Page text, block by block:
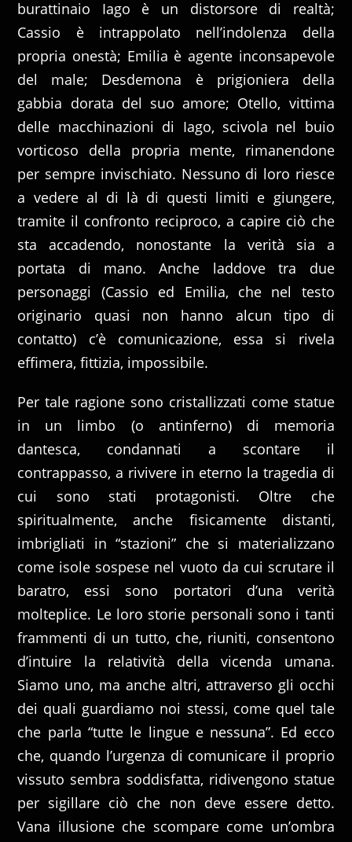
burattinaio Iago è un distorsore di realtà;
Cassio è intrappolato nell’indolenza della
propria onestà; Emilia è agente inconsapevole
del male; Desdemona è prigioniera della
gabbia dorata del suo amore; Otello, vittima
delle macchinazioni di Iago, scivola nel buio
vorticoso della propria mente, rimanendone
per sempre invischiato. Nessuno di loro riesce
a vedere al di là di questi limiti e giungere,
tramite il confronto reciproco, a capire ciò che
sta accadendo, nonostante la verità sia a
portata di mano. Anche laddove tra due
personaggi (Cassio ed Emilia, che nel testo
originario quasi non hanno alcun tipo di
contatto) c’è comunicazione, essa si rivela
effimera, fittizia, impossibile.
Per tale ragione sono cristallizzati come statue
in un limbo (o antinferno) di memoria
dantesca, condannati a scontare il
contrappasso, a rivivere in eterno la tragedia di
cui sono stati protagonisti. Oltre che
spiritualmente, anche fisicamente distanti,
imbrigliati in “stazioni” che si materializzano
come isole sospese nel vuoto da cui scrutare il
baratro, essi sono portatori d’una verità
molteplice. Le loro storie personali sono i tanti
frammenti di un tutto, che, riuniti, consentono
d’intuire la relatività della vicenda umana.
Siamo uno, ma anche altri, attraverso gli occhi
dei quali guardiamo noi stessi, come quel tale
che parla “tutte le lingue e nessuna”. Ed ecco
che, quando l’urgenza di comunicare il proprio
vissuto sembra soddisfatta, ridivengono statue
per sigillare ciò che non deve essere detto.
Vana illusione che scompare come un’ombra